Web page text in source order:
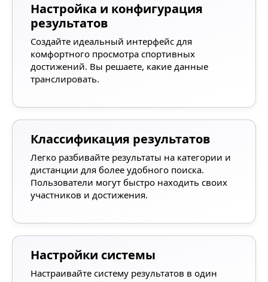
Настройка и конфигурация
результатов
Создайте идеальный интерфейс для
комфортного просмотра спортивных
достижений. Вы решаете, какие данные
транслировать.
Классификация результатов
Легко разбивайте результаты на категории и
дистанции для более удобного поиска.
Пользователи могут быстро находить своих
участников и достижения.
Настройки системы
Настраивайте систему результатов в один